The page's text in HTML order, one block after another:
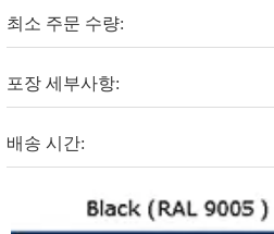
최소 주문 수량:
포장 세부사항:
배송 시간: